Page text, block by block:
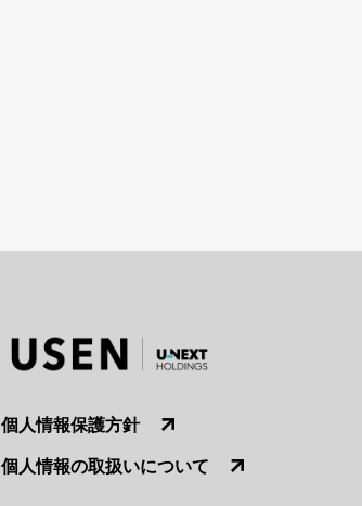
個人情報保護方針
個人情報の取扱いについて